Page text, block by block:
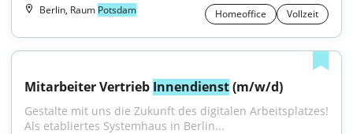
Berlin, Raum Potsdam Homeoffice Vollzeit
Mitarbeiter Vertrieb Innendienst (m/w/d)
Gestalte mit uns die Zukunft des digitalen Arbeitsplatzes!
Als etabliertes Systemhaus in Berlin...